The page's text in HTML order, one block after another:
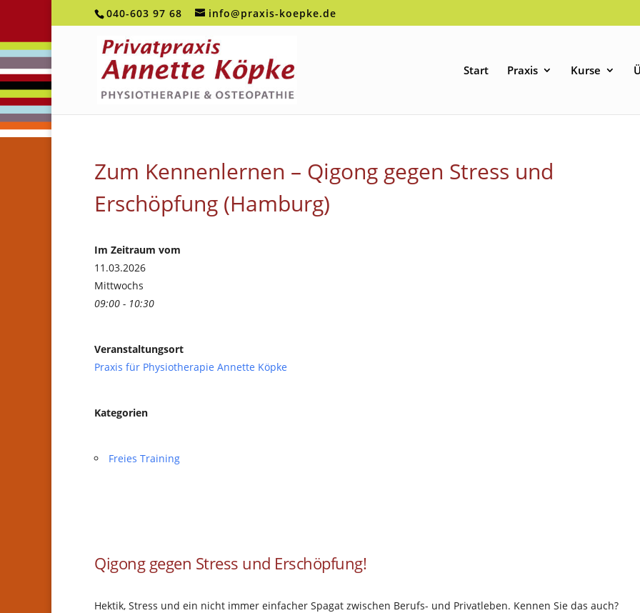
040-603 97 68 info@praxis-koepke.de
Start Praxis Kurse
Zum Kennenlernen – Qigong gegen Stress und
Erschöpfung (Hamburg)
Im Zeitraum vom
11.03.2026
Mittwochs
09:00 - 10:30
Veranstaltungsort
Praxis für Physiotherapie Annette Köpke
Kategorien
Freies Training
Qigong gegen Stress und Erschöpfung!
Hektik, Stress und ein nicht immer einfacher Spagat zwischen Berufs- und Privatleben. Kennen Sie das auch?